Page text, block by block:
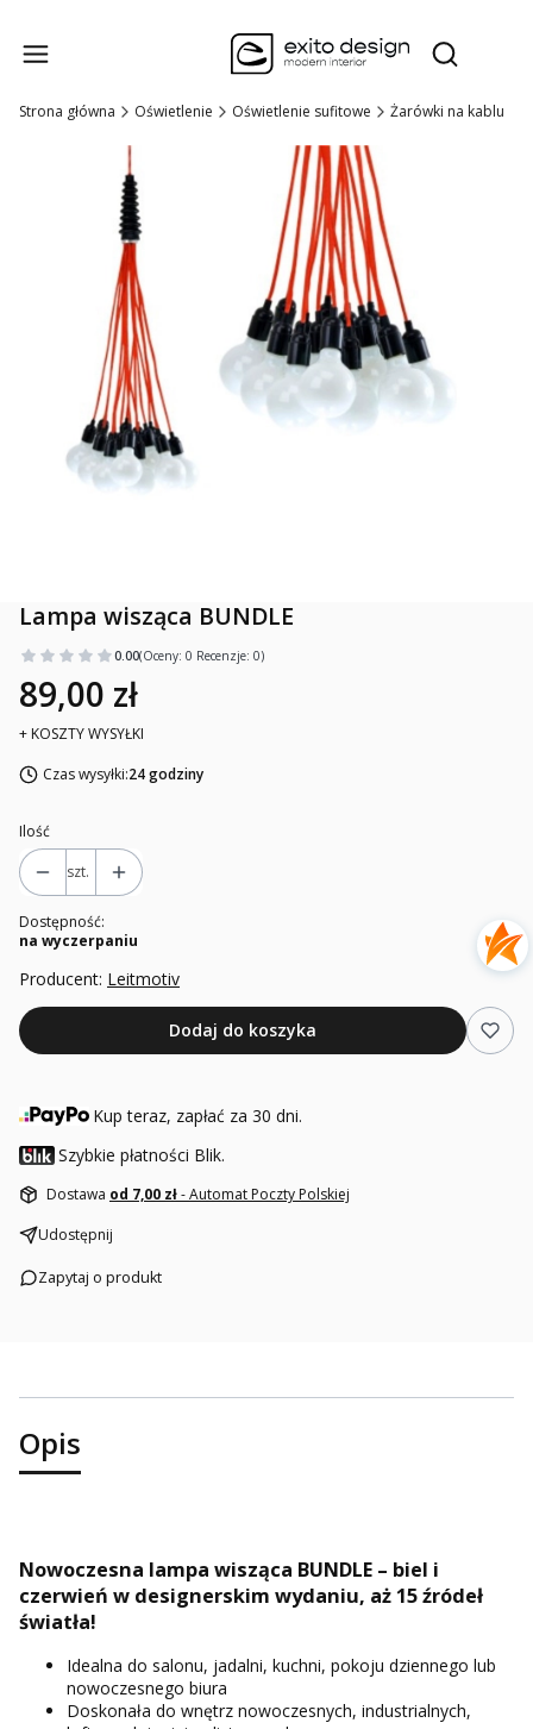
Otwórz
Strona główna Oświetlenie Oświetlenie sufitowe Żarówki na kablu
Lampa wisząca BUNDLE
0.00(Oceny: 0 Recenzje: 0)
89,00 zł
+ KOSZTY WYSYŁKI
Czas wysyłki:24 godziny
Ilość
szt.
Dostępność:
na wyczerpaniu
Producent: Leitmotiv
Dodaj do koszyka
Kup teraz, zapłać za 30 dni.
Szybkie płatności Blik.
Dostawa od 7,00 zł- Automat Poczty Polskiej
Udostępnij
Zapytaj o produkt
Opis
Nowoczesna lampa wisząca BUNDLE – biel i
czerwień w designerskim wydaniu, aż 15 źródeł
światła!
Idealna do salonu, jadalni, kuchni, pokoju dziennego lub
nowoczesnego biura
Doskonała do wnętrz nowoczesnych, industrialnych,